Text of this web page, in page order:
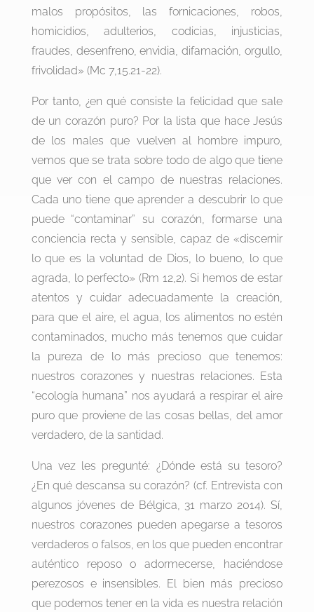
malos propósitos, las fornicaciones, robos,
homicidios, adulterios, codicias, injusticias,
fraudes, desenfreno, envidia, difamación, orgullo,
frivolidad» (Mc 7,15.21-22).
Por tanto, ¿en qué consiste la felicidad que sale
de un corazón puro? Por la lista que hace Jesús
de los males que vuelven al hombre impuro,
vemos que se trata sobre todo de algo que tiene
que ver con el campo de nuestras relaciones.
Cada uno tiene que aprender a descubrir lo que
puede “contaminar” su corazón, formarse una
conciencia recta y sensible, capaz de «discernir
lo que es la voluntad de Dios, lo bueno, lo que
agrada, lo perfecto» (Rm 12,2). Si hemos de estar
atentos y cuidar adecuadamente la creación,
para que el aire, el agua, los alimentos no estén
contaminados, mucho más tenemos que cuidar
la pureza de lo más precioso que tenemos:
nuestros corazones y nuestras relaciones. Esta
“ecología humana” nos ayudará a respirar el aire
puro que proviene de las cosas bellas, del amor
verdadero, de la santidad.
Una vez les pregunté: ¿Dónde está su tesoro?
¿En qué descansa su corazón? (cf. Entrevista con
algunos jóvenes de Bélgica, 31 marzo 2014). Sí,
nuestros corazones pueden apegarse a tesoros
verdaderos o falsos, en los que pueden encontrar
auténtico reposo o adormecerse, haciéndose
perezosos e insensibles. El bien más precioso
que podemos tener en la vida es nuestra relación